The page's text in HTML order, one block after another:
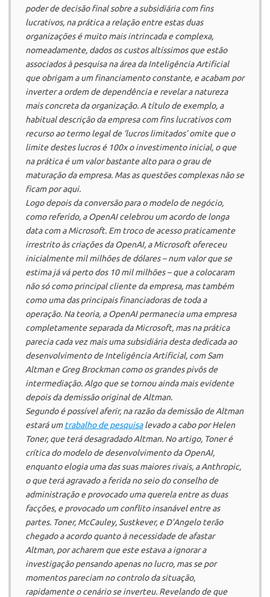
poder de decisão final sobre a subsidiária com fins
lucrativos, na prática a relação entre estas duas
organizações é muito mais intrincada e complexa,
nomeadamente, dados os custos altíssimos que estão
associados à pesquisa na área da Inteligência Artificial
que obrigam a um financiamento constante, e acabam por
inverter a ordem de dependência e revelar a natureza
mais concreta da organização. A título de exemplo, a
habitual descrição da empresa com fins lucrativos com
recurso ao termo legal de ‘lucros limitados’ omite que o
limite destes lucros é 100x o investimento inicial, o que
na prática é um valor bastante alto para o grau de
maturação da empresa. Mas as questões complexas não se
ficam por aqui.
Logo depois da conversão para o modelo de negócio,
como referido, aOpenAIcelebrou um acordo de longa
data com aMicrosoft. Em troco de acesso praticamente
irrestrito às criações daOpenAI, aMicrosoftofereceu
inicialmente mil milhões de dólares – num valor que se
estima já vá perto dos 10 mil milhões – que a colocaram
não só como principal cliente da empresa, mas também
como uma das principais financiadoras de toda a
operação. Na teoria, aOpenAIpermanecia uma empresa
completamente separada daMicrosoft, mas na prática
parecia cada vez mais uma subsidiária desta dedicada ao
desenvolvimento de Inteligência Artificial, com Sam
Altman e Greg Brockman como os grandes pivôs de
intermediação. Algo que se tornou ainda mais evidente
depois da demissão original de Altman.
Segundo é possível aferir, na razão da demissão de Altman
estará umtrabalho de pesquisalevado a cabo por Helen
Toner, que terá desagradado Altman. Noartigo, Toner é
crítica do modelo de desenvolvimento daOpenAI,
enquanto elogia uma das suas maiores rivais, aAnthropic,
o que terá agravado a ferida no seio do conselho de
administração e provocado uma querela entre as duas
facções, e provocado um conflito insanável entre as
partes. Toner, McCauley, Sustkever, e D’Angelo terão
chegado a acordo quanto à necessidade de afastar
Altman, por acharem que este estava a ignorar a
investigação pensando apenas no lucro, mas se por
momentos pareciam no controlo da situação,
rapidamente o cenário se inverteu. Revelando de que